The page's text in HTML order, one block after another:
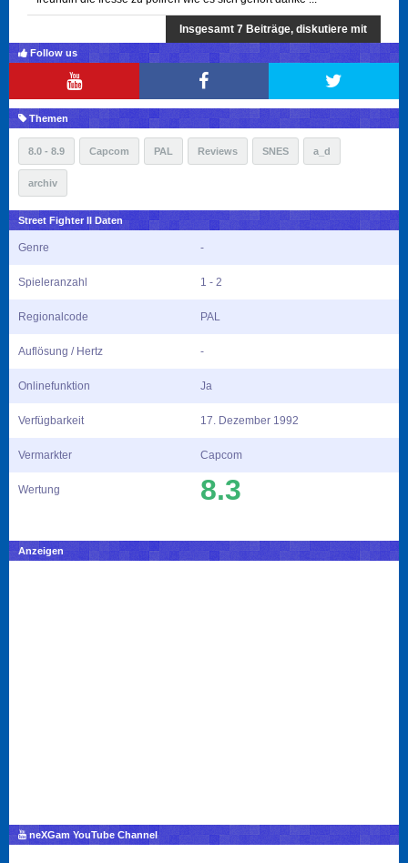
Insgesamt 7 Beiträge, diskutiere mit
Follow us
Themen
8.0 - 8.9 Capcom PAL Reviews SNES a_d
archiv
Street Fighter II Daten
Genre -
Spieleranzahl 1 - 2
Regionalcode PAL
Auflösung / Hertz -
Onlinefunktion Ja
Verfügbarkeit 17. Dezember 1992
Vermarkter Capcom
Wertung 8.3
Anzeigen
neXGam YouTube Channel